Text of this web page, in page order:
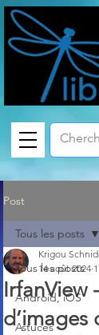
Post
Tous les posts
Android, iOS
Astuces
Tous les posts
IrfanView
Krigou
14 août 2024